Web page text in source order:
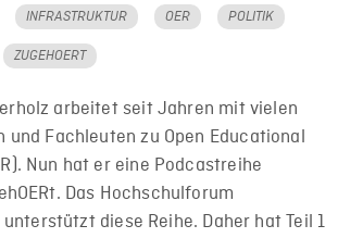
INFRASTRUKTUR OER POLITIK
ZUGEHOERT
arbeitet seit Jahren mit vielen
und Fachleuten zu Open Educational
Nun hat er eine Podcastreihe
Das Hochschulforum
diese Reihe. Daher hat Teil 1